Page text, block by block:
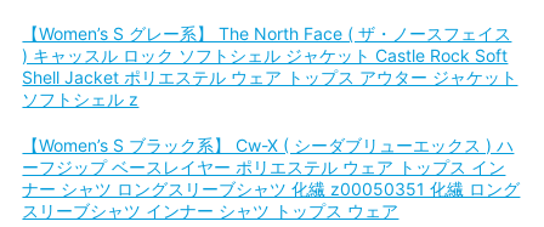
【Women’s S グレー系】 The North Face ( ザ・ノースフェイス
) キャッスル ロック ソフトシェル ジャケット Castle Rock Soft
Shell Jacket ポリエステル ウェア トップス アウター ジャケット
ソフトシェル z
【Women’s S ブラック系】 Cw-X ( シーダブリューエックス ) ハ
ーフジップ ベースレイヤー ポリエステル ウェア トップス イン
ナー シャツ ロングスリーブシャツ 化繊 z00050351 化繊 ロング
スリーブシャツ インナー シャツ トップス ウェア